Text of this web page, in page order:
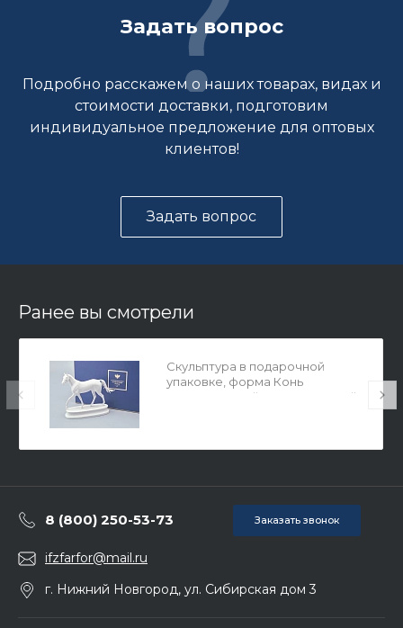
Задать вопрос
Подробно расскажем о наших товарах, видах и
стоимости доставки, подготовим
индивидуальное предложение для оптовых
клиентов!
Задать вопрос
Ранее вы смотрели
Скульптура в подарочной
упаковке, форма Конь
Ахалтекинский, рисунок Белый,
8 (800) 250-53-73 Заказать звонок
ifzfarfor@mail.ru
г. Нижний Новгород, ул. Сибирская дом 3